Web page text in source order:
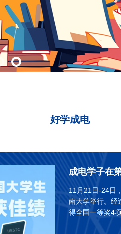
好学成电
11月21日-24日
南大学举行。经
得全国一等奖4